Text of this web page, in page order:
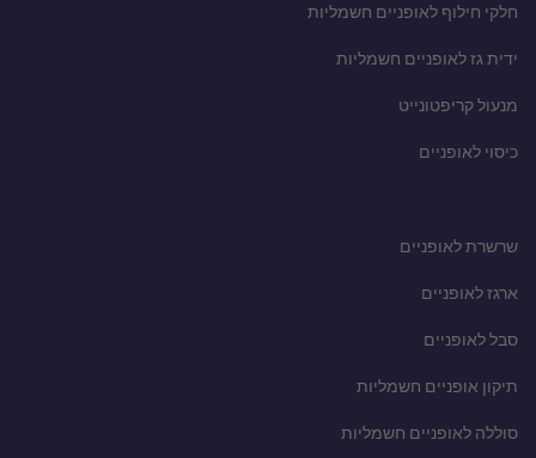
חלקי חילוף לאופניים חשמליות
ידית גז לאופניים חשמליות
מנעול קריפטונייט
כיסוי לאופניים
שרשרת לאופניים
ארגז לאופניים
סבל לאופניים
תיקון אופניים חשמליות
סוללה לאופניים חשמליות